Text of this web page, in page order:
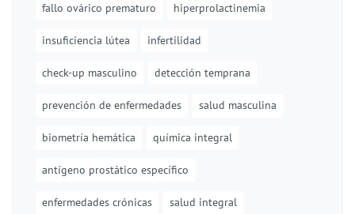
fallo ovárico prematuro hiperprolactinemia
insuficiencia lútea infertilidad
check-up masculino detección temprana
prevención de enfermedades salud masculina
biometría hemática química integral
antígeno prostático específico
enfermedades crónicas salud integral